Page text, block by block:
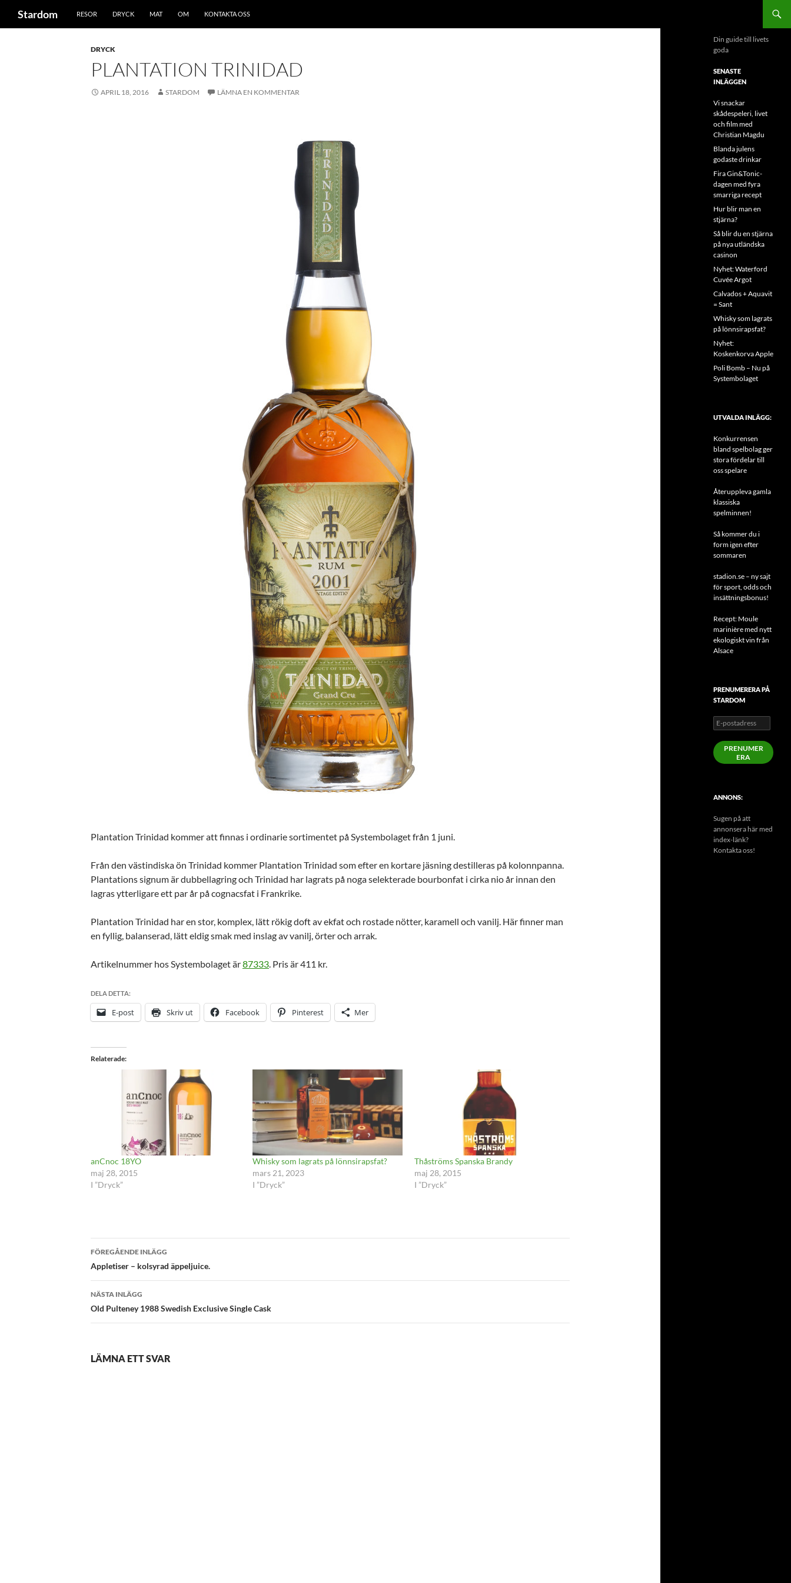
Stardom RESOR DRYCK MAT OM KONTAKTA OSS
DRYCK
PLANTATION TRINIDAD
APRIL 18, 2016 STARDOM LÄMNA EN KOMMENTAR
Plantation Trinidad kommer att finnas i ordinarie sortimentet på Systembolaget från 1 juni.
Från den västindiska ön Trinidad kommer Plantation Trinidad som efter en kortare jäsning destilleras på kolonnpanna.
Plantations signum är dubbellagring och Trinidad har lagrats på noga selekterade bourbonfat i cirka nio år innan den
lagras ytterligare ett par år på cognacsfat i Frankrike.
Plantation Trinidad har en stor, komplex, lätt rökig doft av ekfat och rostade nötter, karamell och vanilj. Här finner man
en fyllig, balanserad, lätt eldig smak med inslag av vanilj, örter och arrak.
Artikelnummer hos Systembolaget är87333. Pris är 411 kr.
DELA DETTA:
E-post Skriv ut Facebook Pinterest Mer
Relaterade
anCnoc 18YO
maj 28, 2015
I ”Dryck”
Whisky som lagrats på lönnsirapsfat?
mars 21, 2023
I ”Dryck”
Thåströms Spanska Brandy
maj 28, 2015
I ”Dryck”
Inläggsnavigering
FÖREGÅENDE INLÄGG
Appletiser – kolsyrad äppeljuice.
NÄSTA INLÄGG
Old Pulteney 1988 Swedish Exclusive Single Cask
LÄMNA ETT SVAR
Din guide till livets
goda
SENASTE
INLÄGGEN
Vi snackar
skådespeleri, livet
och film med
Christian Magdu
Blanda julens
godaste drinkar
Fira Gin&Tonic-
dagen med fyra
smarriga recept
Hur blir man en
stjärna?
Så blir du en stjärna
på nya utländska
casinon
Nyhet: Waterford
Cuvée Argot
Calvados + Aquavit
= Sant
Whisky som lagrats
på lönnsirapsfat?
Nyhet:
Koskenkorva Apple
Poli Bomb – Nu på
Systembolaget
UTVALDA INLÄGG:
Konkurrensen
bland spelbolag ger
stora fördelar till
oss spelare
Återuppleva gamla
klassiska
spelminnen!
Så kommer du i
form igen efter
sommaren
stadion.se – ny sajt
för sport, odds och
insättningsbonus!
Recept: Moule
marinière med nytt
ekologiskt vin från
Alsace
PRENUMERERA PÅ
STARDOM
E-
postadress
PRENUMER
ERA
ANNONS:
Sugen på att
annonsera här med
index-länk?
Kontakta oss!